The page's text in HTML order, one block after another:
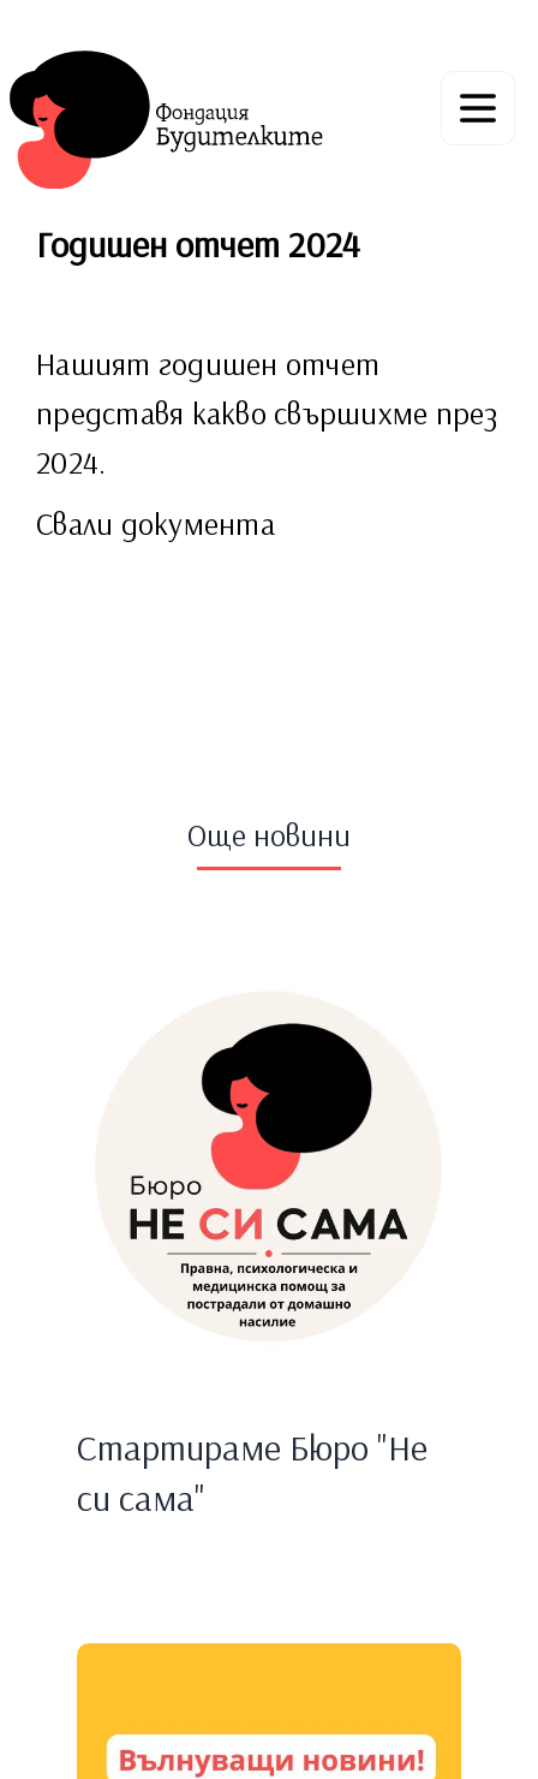
Годишен отчет 2024
Нашият годишен отчет
представя какво свършихме през
2024.
Свали документа
Още новини
Стартираме Бюро "Не
си сама"